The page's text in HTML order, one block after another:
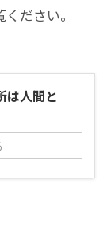
ださい。
は人間と